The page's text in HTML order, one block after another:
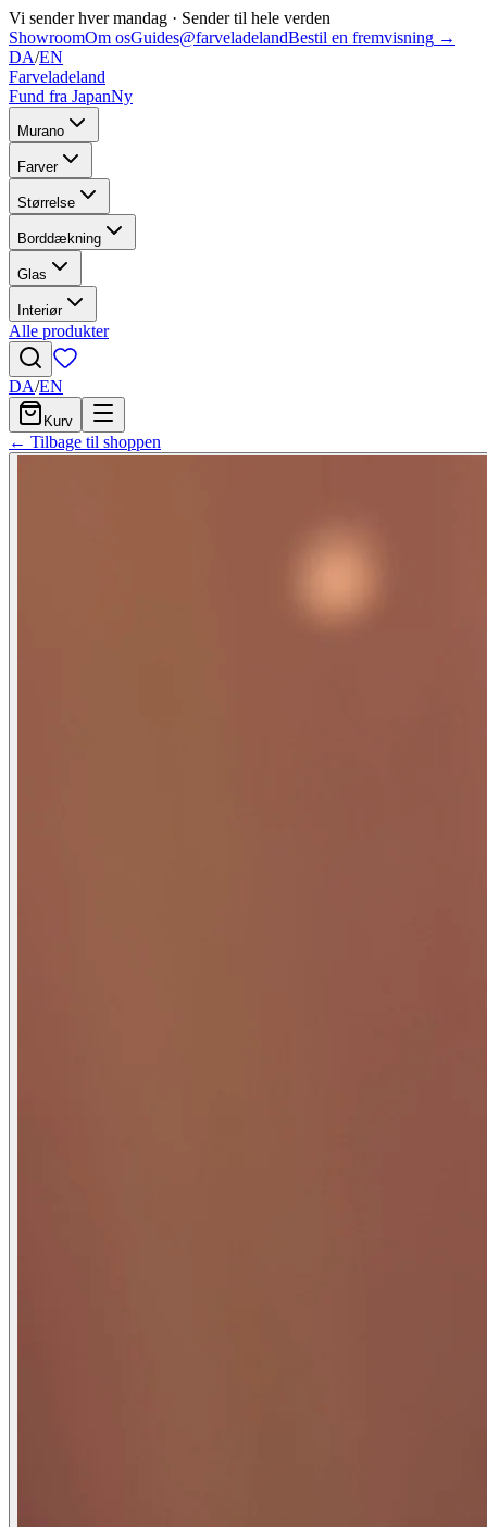
Vi sender hver mandag · Sender til hele verden
ShowroomOm osGuides@farveladelandBestil en fremvisning →
DA/EN
Farveladeland
Fund fra JapanNy
Murano
Farver
Størrelse
Borddækning
Glas
Interiør
Alle produkter
DA/EN
Kurv
← Tilbage til shoppen